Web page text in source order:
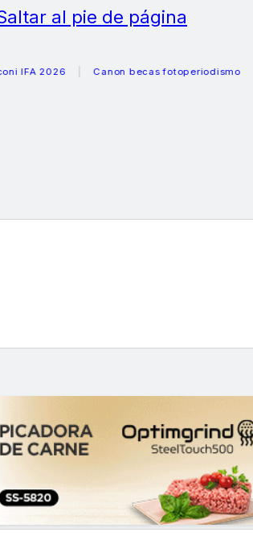
al pie de página
2026 Canon becas fotoperiodismo